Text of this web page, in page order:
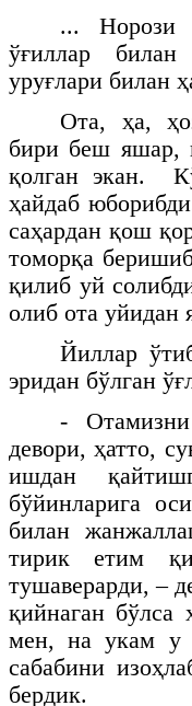
... Норози
ўғиллар
уруғлари билан
Ота, ҳа,
бири беш яшар,
қолган экан.
ҳайдаб
саҳардан қош
томорқа
қилиб уй
олиб ота уйидан
Йиллар
эридан бўлган
- Отамизни
девори, ҳатто,
ишдан
бўйинларига
билан
тирик етим
тушаверарди, –
қийнаган бўлса
мен, на укам у
сабабини
бердик.